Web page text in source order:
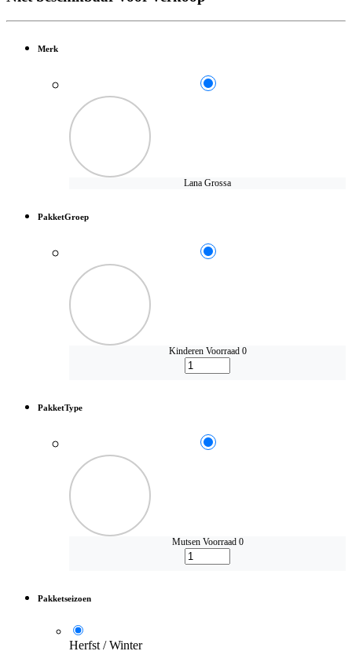
Merk
Lana Grossa
PakketGroep
Kinderen Voorraad 0
PakketType
Mutsen Voorraad 0
Pakketseizoen
Herfst / Winter